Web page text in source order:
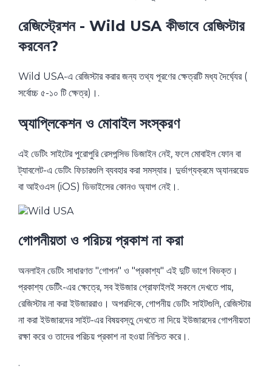
রেজিস্ট্রেশন - Wild USA কীভাবে রেজিস্টার
করবেন?
Wild USA-এ রেজিস্টার করার জন্য তথ্য পূরণের ক্ষেত্রটি মধ্য দৈর্ঘ্যের (
সর্বোচ্চ ৫-১০ টি ক্ষেত্র)।.
অ্যাপ্লিকেশন ও মোবাইল সংস্করণ
এই ডেটিং সাইটের পুরোপুরি রেসপন্সিভ ডিজাইন নেই, ফলে মোবাইল ফোন বা
ট্যাবলেট-এ ডেটিং ফিচারগুলি ব্যবহার করা সমস্যার। দুর্ভাগ্যক্রমে অ্যানরয়েড
বা আইওএস (iOS) ডিভাইসের কোনও অ্যাপ নেই।.
গোপনীয়তা ও পরিচয় প্রকাশ না করা
অনলাইন ডেটিং সাধারণত "গোপন" ও "প্রকাশ্য" এই দুটি ভাগে বিভক্ত।
প্রকাশ্য ডেটিঁং-এর ক্ষেত্রে, সব ইউজার প্রোফাইলই সকলে দেখতে পায়,
রেজিস্টার না করা ইউজাররাও। অপরদিকে, গোপনীয় ডেটিং সাইটগুলি, রেজিস্টার
না করা ইউজারদের সাইট-এর বিষয়বস্তু দেখতে না দিয়ে ইউজারদের গোপনীয়তা
রক্ষা করে ও তাদের পরিচয় প্রকাশ না হওয়া নিশ্চিত করে।.
.